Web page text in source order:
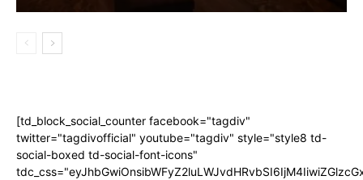
[td_block_social_counter facebook="tagdiv"
twitter="tagdivofficial" youtube="tagdiv" style="style8 td-
social-boxed td-social-font-icons"